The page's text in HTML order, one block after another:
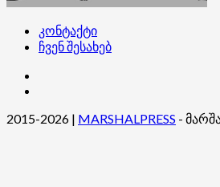
კონტაქტი
ჩვენ შესახებ
2015-2026 | MARSHALPRESS -